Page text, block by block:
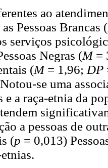
ao
Pessoas Brancas (
serviços
Negras (M =
(M = 1,96; DP
se uma
a raça-etnia da
a pessoas de
(p = 0,013)